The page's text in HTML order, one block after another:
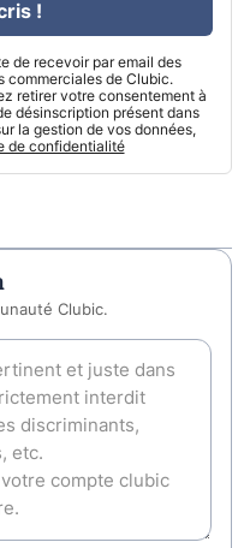
de recevoir par email des
commerciales de Clubic.
retirer votre consentement à
désinscription présent dans
la gestion de vos données,
de confidentialité
!
Clubic.